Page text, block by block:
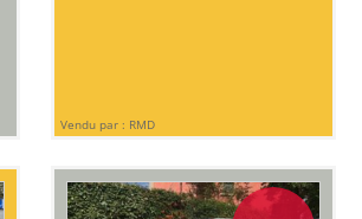
Vendu par : RMD